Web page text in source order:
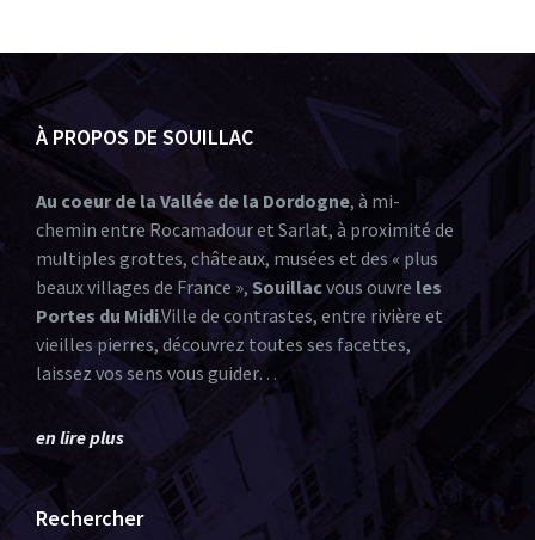
À PROPOS DE SOUILLAC
Au coeur de la Vallée de la Dordogne, à mi-
chemin entre Rocamadour et Sarlat, à proximité de
multiples grottes, châteaux, musées et des « plus
beaux villages de France », Souillacvous ouvre les
Portes du Midi.Ville de contrastes, entre rivière et
vieilles pierres, découvrez toutes ses facettes,
laissez vos sens vous guider…
en lire plus
Rechercher